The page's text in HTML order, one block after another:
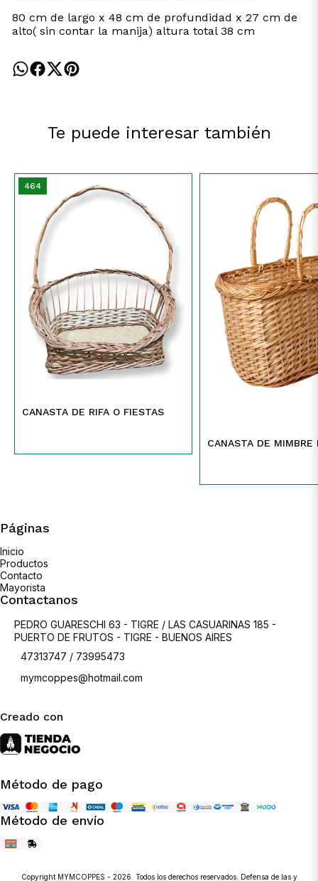
80 cm de largo x 48 cm de profundidad x 27 cm de
alto( sin contar la manija) altura total 38 cm
Te puede interesar también
464
CANASTA DE RIFA O FIESTAS
CANASTA DE MIMBRE
Páginas
Inicio
Productos
Contacto
Mayorista
Contactanos
PEDRO GUARESCHI 63 - TIGRE / LAS CASUARINAS 185 -
PUERTO DE FRUTOS - TIGRE - BUENOS AIRES
47313747 / 73995473
mymcoppes@hotmail.com
Creado con
Método de pago
Método de envío
Copyright MYMCOPPES - 2026. Todos los derechos reservados. Defensa de las y